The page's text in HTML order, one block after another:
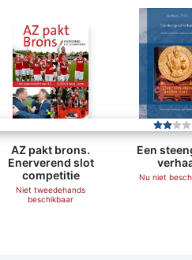
AZ pakt brons.
Enerverend slot
competitie
Niet tweedehands
beschikbaar
Een
Nu niet